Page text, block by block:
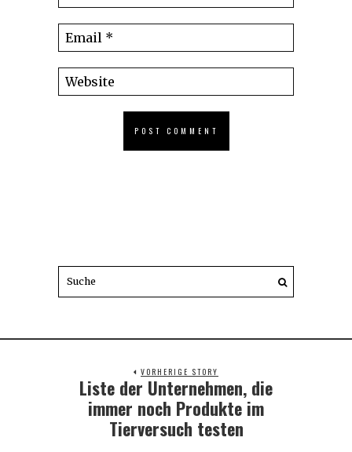
VORHERIGE STORY
Previous
post:
Liste der Unternehmen, die
immer noch Produkte im
Tierversuch testen